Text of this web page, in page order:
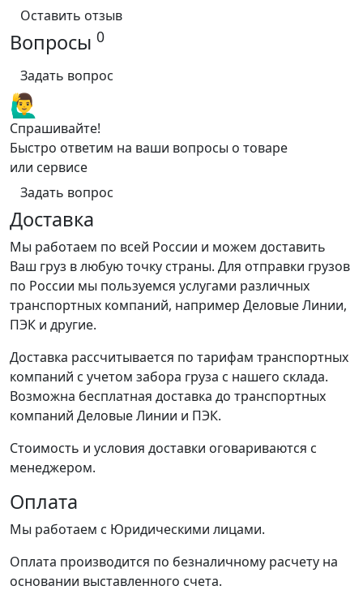
Оставить отзыв
Вопросы 0
Задать вопрос
🙋‍♂️
Спрашивайте!
Быстро ответим на ваши вопросы о товаре
или сервисе
Задать вопрос
Доставка
Мы работаем по всей России и можем доставить
Ваш груз в любую точку страны. Для отправки грузов
по России мы пользуемся услугами различных
транспортных компаний, например Деловые Линии,
ПЭК и другие.
Доставка рассчитывается по тарифам транспортных
компаний с учетом забора груза с нашего склада.
Возможна бесплатная доставка до транспортных
компаний Деловые Линии и ПЭК.
Стоимость и условия доставки оговариваются с
менеджером.
Оплата
Мы работаем с Юридическими лицами.
Оплата производится по безналичному расчету на
основании выставленного счета.